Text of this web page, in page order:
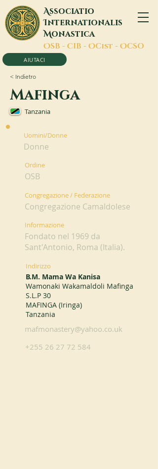
Associatio
Internationalis
Monastica
OSB - CIB - OCist - OCSO
AIUTACI
< Indietro
Mafinga
Tanzania
Uomini/Donne
Donne
Ordine
OSB
Congregazione / Federazione
Congregazione Camaldolese
Informazione
Fondato nel 1969 da
Sant'Antonio, Roma (Italia).
Indirizzo
B.M. Mama Wa Kanisa
Wamonaki Wakamaldoli Mafinga
S.L.P 30
MAFINGA (Iringa)
Tanzania
mafmonastery@yahoo.co.uk
+255 26 27 72 584